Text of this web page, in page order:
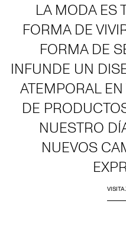
LA MODA ES
FORMA DE
FORMA DE
INFUNDE UN
ATEMPORAL
DE
NUESTRO
NUEVOS
VISITA